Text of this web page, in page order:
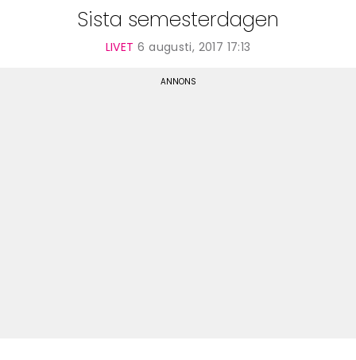
Sista semesterdagen
LIVET 6 augusti, 2017 17:13